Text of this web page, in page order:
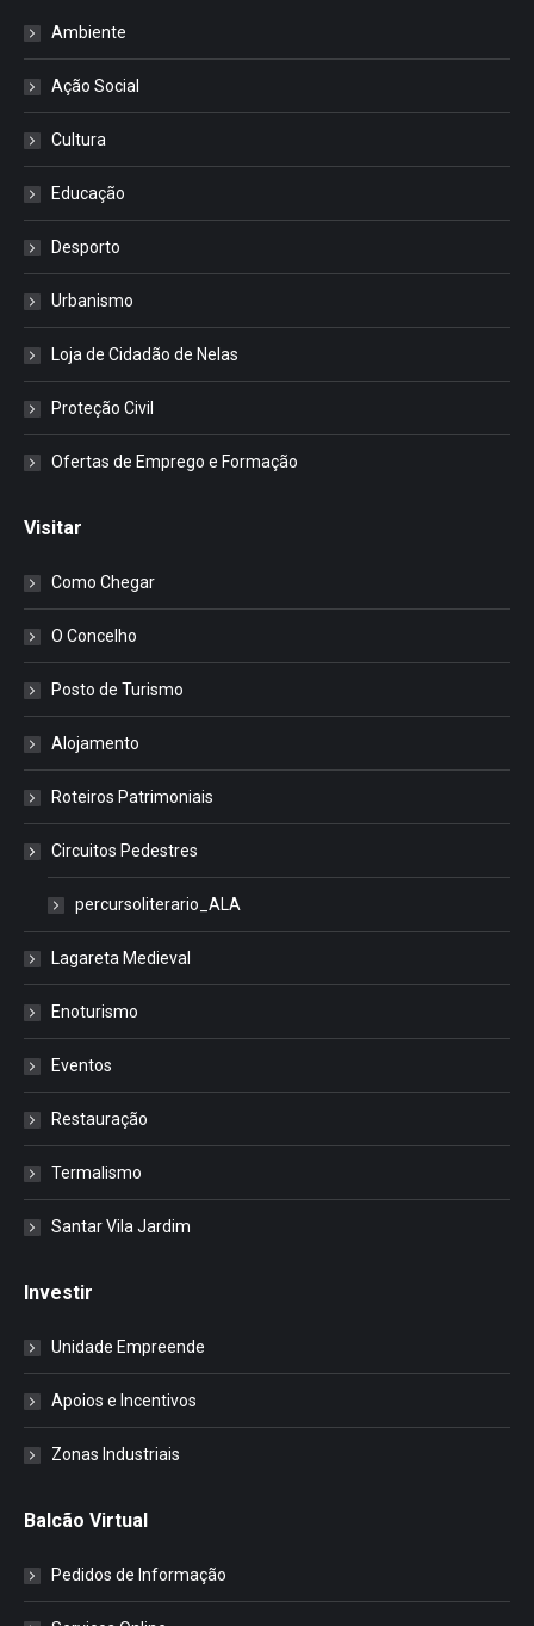
Ambiente
Ação Social
Cultura
Educação
Desporto
Urbanismo
Loja de Cidadão de Nelas
Proteção Civil
Ofertas de Emprego e Formação
Visitar
Como Chegar
O Concelho
Posto de Turismo
Alojamento
Roteiros Patrimoniais
Circuitos Pedestres
percursoliterario_ALA
Lagareta Medieval
Enoturismo
Eventos
Restauração
Termalismo
Santar Vila Jardim
Investir
Unidade Empreende
Apoios e Incentivos
Zonas Industriais
Balcão Virtual
Pedidos de Informação